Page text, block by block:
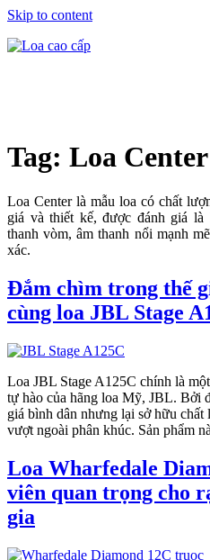
Skip to content
Tag: Loa Center
Loa Center là mẫu loa có chất
giá và thiết kế, được đánh giá
thanh vòm, âm thanh nổi mạnh
xác.
Đắm chìm trong thế
cùng loa JBL Stage
Loa JBL Stage A125C chính là
tự hào của hãng loa Mỹ, JBL. Bởi
giá bình dân nhưng lại sở hữu chất
vượt ngoài phân khúc. Sản phẩm
Loa Wharfedale
viên quan trọng cho
gia